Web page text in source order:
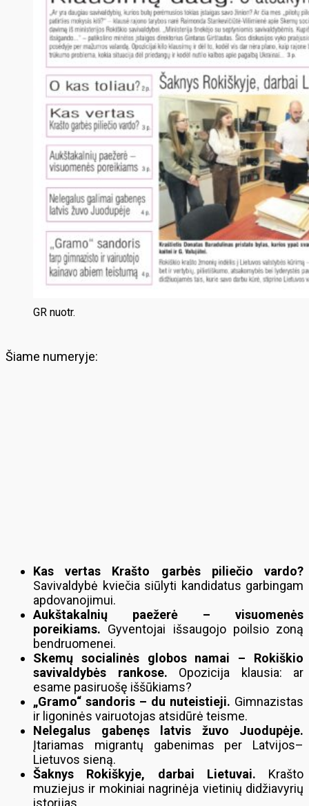
GR nuotr.
Šiame numeryje:
Kas vertas Krašto garbės piliečio vardo?
Savivaldybė kviečia siūlyti kandidatus garbingam
apdovanojimui.
Aukštakalnių paežerė – visuomenės
poreikiams. Gyventojai išsaugojo poilsio zoną
bendruomenei.
Skemų socialinės globos namai – Rokiškio
savivaldybės rankose. Opozicija klausia: ar
esame pasiruošę iššūkiams?
„Gramo“ sandoris – du nuteistieji. Gimnazistas
ir ligoninės vairuotojas atsidūrė teisme.
Nelegalus gabenęs latvis žuvo Juodupėje.
Įtariamas migrantų gabenimas per Latvijos–
Lietuvos sieną.
Šaknys Rokiškyje, darbai Lietuvai. Krašto
muziejus ir mokiniai nagrinėja vietinių didžiavyrių
istorijas.